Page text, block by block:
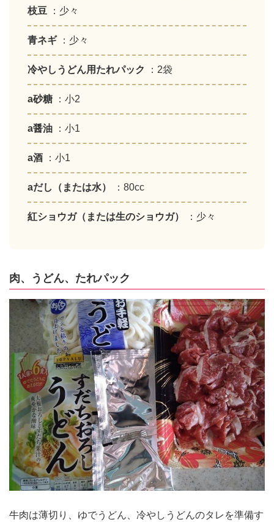
枝豆 ：少々
青ネギ ：少々
冷やしうどん用たれパック ：2袋
a砂糖 ：小2
a醤油 ：小1
a酒 ：小1
aだし（または水） ：80cc
紅ショウガ（または生のショウガ） ：少々
肉、うどん、たれパック
牛肉は薄切り、ゆでうどん、冷やしうどんのタレを準備す